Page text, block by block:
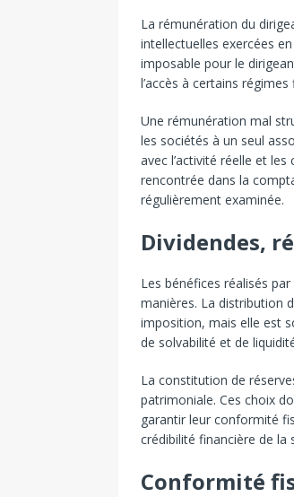
La rémunération du
intellectuelles exercées
imposable pour le
l’accès à certains
Une rémunération mal
les sociétés à un seul
avec l’activité réelle et
rencontrée dans la
régulièrement examinée.
Dividendes,
Les bénéfices réalisés
manières. La distribution
imposition, mais elle est
de solvabilité et de
La constitution de
patrimoniale. Ces choix
garantir leur conformité
crédibilité financière de la
Conformité